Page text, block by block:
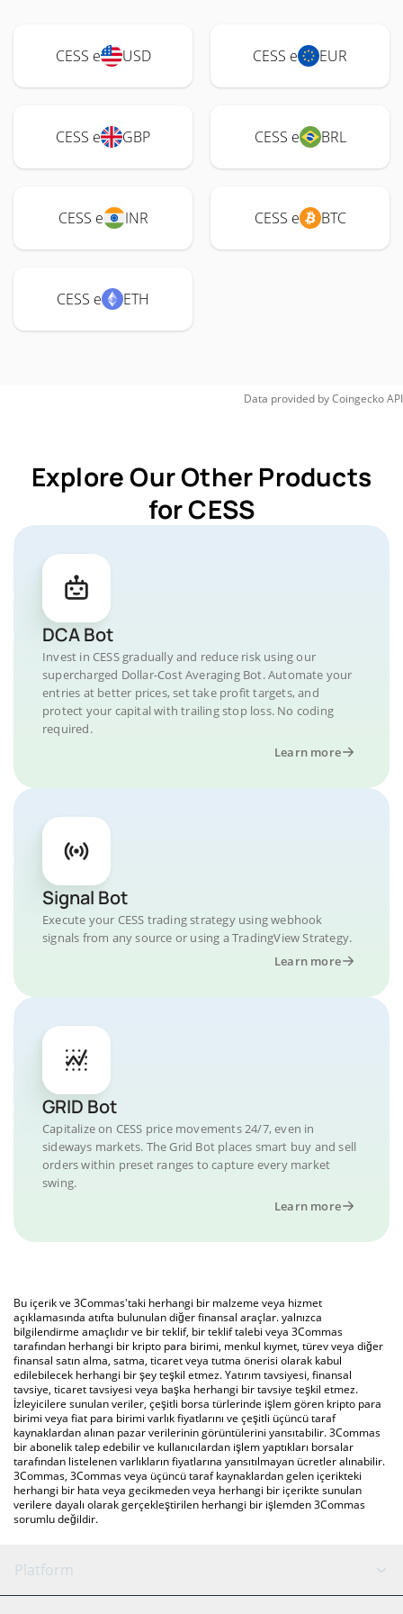
CESS e USD CESS e EUR
CESS e GBP CESS e BRL
CESS e INR CESS e BTC
CESS e ETH
Data provided byCoingeckoAPI
Explore Our Other Products
for CESS
DCA Bot
Invest in CESS gradually and reduce risk using our
supercharged Dollar-Cost Averaging Bot. Automate your
entries at better prices, set take profit targets, and
protect your capital with trailing stop loss. No coding
required.
Learn more
Signal Bot
Execute your CESS trading strategy using webhook
signals from any source or using a TradingView Strategy.
Learn more
GRID Bot
Capitalize on CESS price movements 24/7, even in
sideways markets. The Grid Bot places smart buy and sell
orders within preset ranges to capture every market
swing.
Learn more
Bu içerik ve 3Commas'taki herhangi bir malzeme veya hizmet
açıklamasında atıfta bulunulan diğer finansal araçlar. yalnızca
bilgilendirme amaçlıdır ve bir teklif, bir teklif talebi veya 3Commas
tarafından herhangi bir kripto para birimi, menkul kıymet, türev veya diğer
finansal satın alma, satma, ticaret veya tutma önerisi olarak kabul
edilebilecek herhangi bir şey teşkil etmez. Yatırım tavsiyesi, finansal
tavsiye, ticaret tavsiyesi veya başka herhangi bir tavsiye teşkil etmez.
İzleyicilere sunulan veriler, çeşitli borsa türlerinde işlem gören kripto para
birimi veya fiat para birimi varlık fiyatlarını ve çeşitli üçüncü taraf
kaynaklardan alınan pazar verilerinin görüntülerini yansıtabilir. 3Commas
bir abonelik talep edebilir ve kullanıcılardan işlem yaptıkları borsalar
tarafından listelenen varlıkların fiyatlarına yansıtılmayan ücretler alınabilir.
3Commas, 3Commas veya üçüncü taraf kaynaklardan gelen içerikteki
herhangi bir hata veya gecikmeden veya herhangi bir içerikte sunulan
verilere dayalı olarak gerçekleştirilen herhangi bir işlemden 3Commas
sorumlu değildir.
Platform